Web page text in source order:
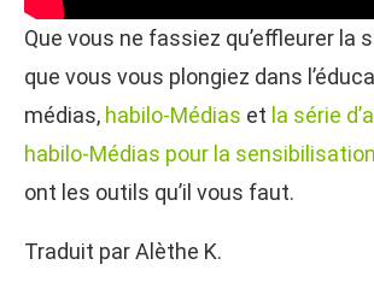
Que vous ne fassiez qu’effleurer la
que vous vous plongiez dans
médias, habilo-Médias et la série
habilo-Médias pour la
ont les outils qu’il vous faut.
Traduit par Alèthe K.